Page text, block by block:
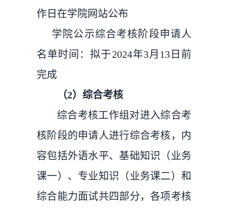
作日在学院网站公布
学院公示综合考核阶段申请人
名单时间：拟于2024年3月13日前
完成
（2）综合考核
综合考核工作组对进入综合考
核阶段的申请人进行综合考核，内
容包括外语水平、基础知识（业务
课一）、专业知识（业务课二）和
综合能力面试共四部分，各项考核